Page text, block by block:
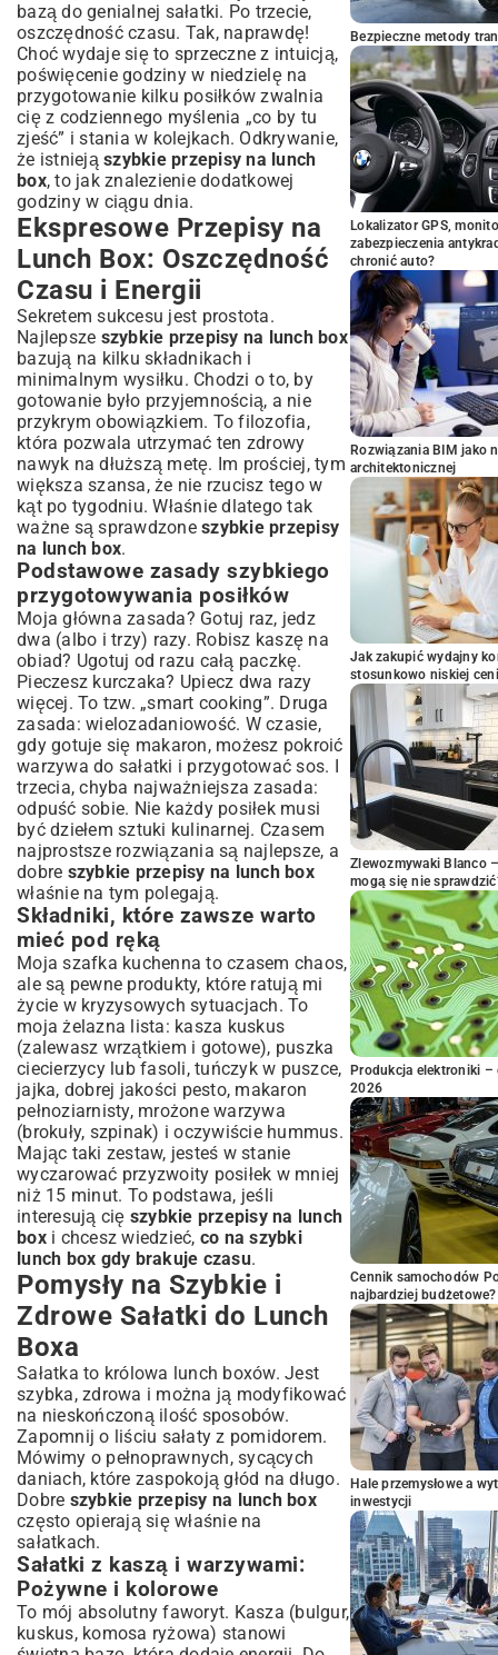
na Wyciągnięcie Ręki
bazą do genialnej sałatki. Po trzecie,
oszczędność czasu. Tak, naprawdę!
Choć wydaje się to sprzeczne z intuicją,
poświęcenie godziny w niedzielę na
przygotowanie kilku posiłków zwalnia
cię z codziennego myślenia „co by tu
zjeść” i stania w kolejkach. Odkrywanie,
że istnieją szybkie przepisy na lunch
box, to jak znalezienie dodatkowej
godziny w ciągu dnia.
Ekspresowe Przepisy na
Lunch Box: Oszczędność
Czasu i Energii
Sekretem sukcesu jest prostota.
Najlepsze szybkie przepisy na lunch box
bazują na kilku składnikach i
minimalnym wysiłku. Chodzi o to, by
gotowanie było przyjemnością, a nie
przykrym obowiązkiem. To filozofia,
która pozwala utrzymać ten zdrowy
nawyk na dłuższą metę. Im prościej, tym
większa szansa, że nie rzucisz tego w
kąt po tygodniu. Właśnie dlatego tak
ważne są sprawdzone szybkie przepisy
na lunch box.
Podstawowe zasady szybkiego
przygotowywania posiłków
Moja główna zasada? Gotuj raz, jedz
dwa (albo i trzy) razy. Robisz kaszę na
obiad? Ugotuj od razu całą paczkę.
Pieczesz kurczaka? Upiecz dwa razy
więcej. To tzw. „smart cooking”. Druga
zasada: wielozadaniowość. W czasie,
gdy gotuje się makaron, możesz pokroić
warzywa do sałatki i przygotować sos. I
trzecia, chyba najważniejsza zasada:
odpuść sobie. Nie każdy posiłek musi
być dziełem sztuki kulinarnej. Czasem
najprostsze rozwiązania są najlepsze, a
dobre szybkie przepisy na lunch box
właśnie na tym polegają.
Składniki, które zawsze warto
mieć pod ręką
Moja szafka kuchenna to czasem chaos,
ale są pewne produkty, które ratują mi
życie w kryzysowych sytuacjach. To
moja żelazna lista: kasza kuskus
(zalewasz wrzątkiem i gotowe), puszka
ciecierzycy lub fasoli, tuńczyk w puszce,
jajka, dobrej jakości pesto, makaron
pełnoziarnisty, mrożone warzywa
(brokuły, szpinak) i oczywiście hummus.
Mając taki zestaw, jesteś w stanie
wyczarować przyzwoity posiłek w mniej
niż 15 minut. To podstawa, jeśli
interesują cię szybkie przepisy na lunch
boxi chcesz wiedzieć, co na szybki
lunch box gdy brakuje czasu.
Pomysły na Szybkie i
Zdrowe Sałatki do Lunch
Boxa
Sałatka to królowa lunch boxów. Jest
szybka, zdrowa i można ją modyfikować
na nieskończoną ilość sposobów.
Zapomnij o liściu sałaty z pomidorem.
Mówimy o pełnoprawnych, sycących
daniach, które zaspokoją głód na długo.
Dobre szybkie przepisy na lunch box
często opierają się właśnie na
sałatkach.
Sałatki z kaszą i warzywami:
Pożywne i kolorowe
To mój absolutny faworyt. Kasza (bulgur,
kuskus, komosa ryżowa) stanowi
Bezpieczne metody
Lokalizator GPS,
zabezpieczenia
chronić auto?
Rozwiązania BIM jako
architektonicznej
Jak zakupić wydajny
stosunkowo niskiej
Zlewozmywaki Blanco
mogą się nie
Produkcja elektroniki –
2026
Cennik samochodów
najbardziej budżetowe?
Hale przemysłowe a
inwestycji